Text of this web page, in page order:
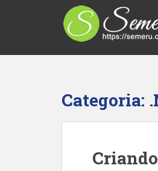
Categoria: